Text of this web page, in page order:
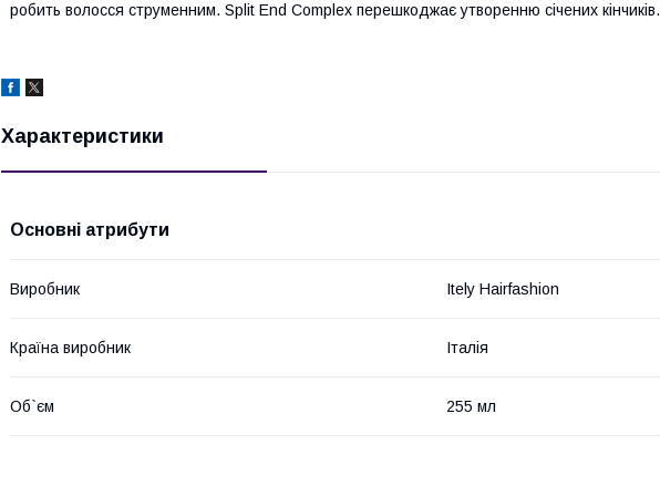
робить волосся струменним. Split End Complex перешкоджає утворенню січених кінчиків.
Характеристики
Основні атрибути
Виробник Itely Hairfashion
Країна виробник Італія
Об`єм 255 мл